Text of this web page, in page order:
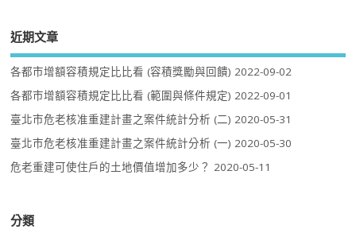
近期文章
各都市增額容積規定比比看 (容積獎勵與回饋) 2022-09-02
各都市增額容積規定比比看 (範圍與條件規定) 2022-09-01
臺北市危老核准重建計畫之案件統計分析 (二) 2020-05-31
臺北市危老核准重建計畫之案件統計分析 (一) 2020-05-30
危老重建可使住戶的土地價值增加多少？ 2020-05-11
分類